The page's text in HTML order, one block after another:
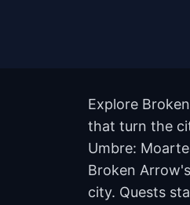
Explore
that turn the
Umbre:
Broken
city. Quests